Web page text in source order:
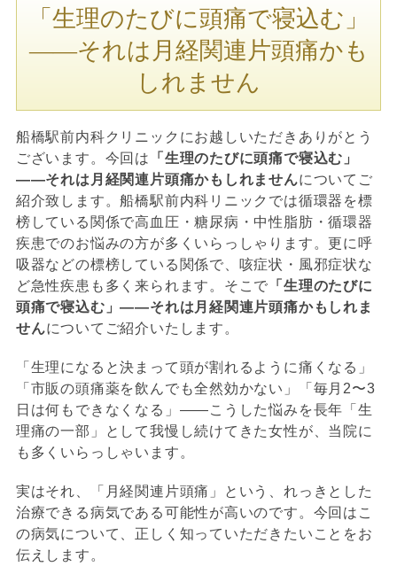
「生理のたびに頭痛で寝込む」
――それは月経関連片頭痛かも
しれません
船橋駅前内科クリニックにお越しいただきありがとう
ございます。今回は
「生理のたびに頭痛で寝込む」
――それは月経関連片頭痛かもしれませんについてご
紹介致します。船橋駅前内科リニックでは循環器を標
榜している関係で高血圧・糖尿病・中性脂肪・循環器
疾患でのお悩みの方が多くいらっしゃります。更に呼
吸器などの標榜している関係で、咳症状・風邪症状な
ど急性疾患も多く来られます。そこで 「生理のたびに
頭痛で寝込む」――それは月経関連片頭痛かもしれま
せんについてご紹介いたします。
「生理になると決まって頭が割れるように痛くなる」
「市販の頭痛薬を飲んでも全然効かない」「毎月2〜3
日は何もできなくなる」――こうした悩みを長年「生
理痛の一部」として我慢し続けてきた女性が、当院に
も多くいらっしゃいます。
実はそれ、「月経関連片頭痛」という、れっきとした
治療できる病気である可能性が高いのです。今回はこ
の病気について、正しく知っていただきたいことをお
伝えします。